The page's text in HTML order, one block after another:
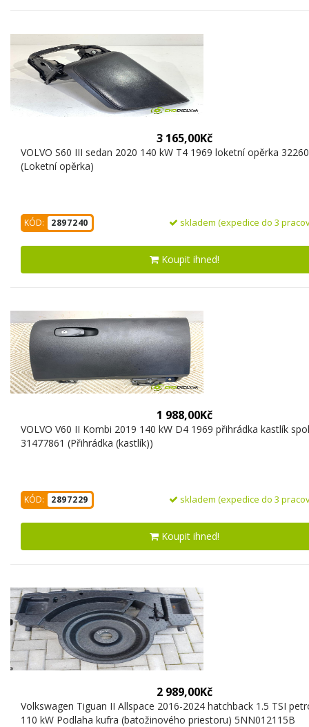
3 165,00Kč
VOLVO S60 III sedan 2020 140 kW T4 1969 loketní opěrka
(Loketní opěrka)
KÓD: 2897240 skladem (expedice do 3
Koupit ihned!
1 988,00Kč
VOLVO V60 II Kombi 2019 140 kW D4 1969 přihrádka kastlík
31477861 (Přihrádka (kastlík))
KÓD: 2897229 skladem (expedice do 3
Koupit ihned!
2 989,00Kč
Volkswagen Tiguan II Allspace 2016-2024 hatchback 1.5 TSI
110 kW Podlaha kufra (batožinového priestoru) 5NN012115B